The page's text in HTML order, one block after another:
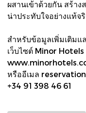
ผสานเข้าด้วยกัน สร้า
น่าประทับใจอย่างแท้จริ
สำหรับข้อมูลเพิ่มเติมแ
เว็บไซต์ Minor Hotels
หรืออีเมล
+34 91 398 46 61